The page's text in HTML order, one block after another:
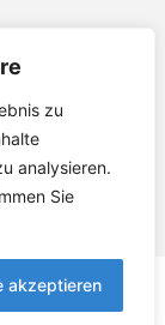
zu
analysieren.
Sie
akzeptieren